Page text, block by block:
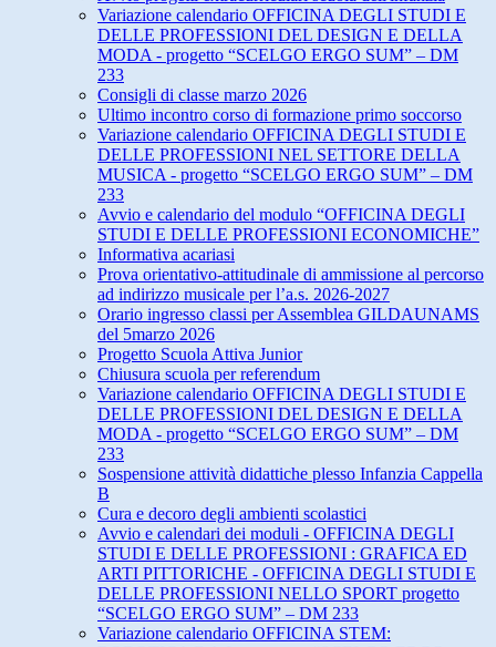
Variazione calendario OFFICINA DEGLI STUDI E
DELLE PROFESSIONI DEL DESIGN E DELLA
MODA - progetto “SCELGO ERGO SUM” – DM
233
Consigli di classe marzo 2026
Ultimo incontro corso di formazione primo soccorso
Variazione calendario OFFICINA DEGLI STUDI E
DELLE PROFESSIONI NEL SETTORE DELLA
MUSICA - progetto “SCELGO ERGO SUM” – DM
233
Avvio e calendario del modulo “OFFICINA DEGLI
STUDI E DELLE PROFESSIONI ECONOMICHE”
Informativa acariasi
Prova orientativo-attitudinale di ammissione al percorso
ad indirizzo musicale per l’a.s. 2026-2027
Orario ingresso classi per Assemblea GILDAUNAMS
del 5marzo 2026
Progetto Scuola Attiva Junior
Chiusura scuola per referendum
Variazione calendario OFFICINA DEGLI STUDI E
DELLE PROFESSIONI DEL DESIGN E DELLA
MODA - progetto “SCELGO ERGO SUM” – DM
233
Sospensione attività didattiche plesso Infanzia Cappella
B
Cura e decoro degli ambienti scolastici
Avvio e calendari dei moduli - OFFICINA DEGLI
STUDI E DELLE PROFESSIONI : GRAFICA ED
ARTI PITTORICHE - OFFICINA DEGLI STUDI E
DELLE PROFESSIONI NELLO SPORT progetto
“SCELGO ERGO SUM” – DM 233
Variazione calendario OFFICINA STEM: